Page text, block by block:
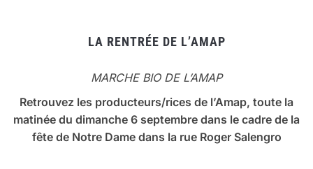
LA RENTRÉE DE L’AMAP
MARCHE BIO DE L’AMAP
Retrouvez les producteurs/rices de l’Amap, toute la
matinée du dimanche 6 septembre dans le cadre de la
fête de Notre Dame dans la rue Roger Salengro